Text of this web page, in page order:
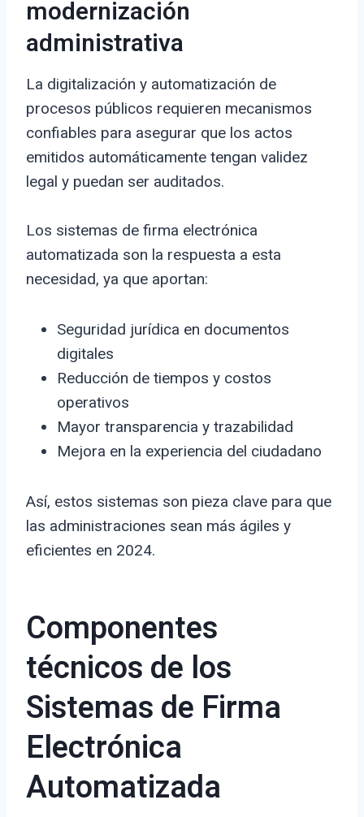
modernización
administrativa
La digitalización y automatización de
procesos públicos requieren mecanismos
confiables para asegurar que los actos
emitidos automáticamente tengan validez
legal y puedan ser auditados.
Los sistemas de firma electrónica
automatizada son la respuesta a esta
necesidad, ya que aportan:
Seguridad jurídica en documentos
digitales
Reducción de tiempos y costos
operativos
Mayor transparencia y trazabilidad
Mejora en la experiencia del ciudadano
Así, estos sistemas son pieza clave para que
las administraciones sean más ágiles y
eficientes en 2024.
Componentes
técnicos de los
Sistemas de Firma
Electrónica
Automatizada